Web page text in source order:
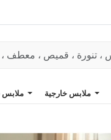
ملابس سفلية ملابس خارجية